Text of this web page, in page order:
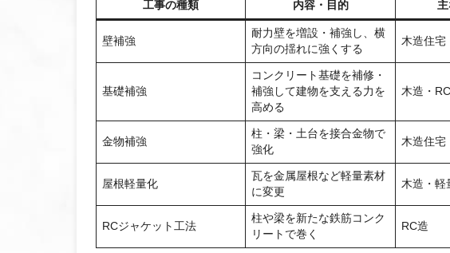
工事の種類 内容・目的
壁補強
耐力壁を増設・補強し、横
方向の揺れに強くする
木造住宅
基礎補強
コンクリート基礎を補修・
補強して建物を支える力を
高める
木造・
金物補強
柱・梁・土台を接合金物で
強化
木造住宅
屋根軽量化
瓦を金属屋根など軽量素材
に変更
木造・軽
RCジャケット工法
柱や梁を新たな鉄筋コンク
リートで巻く
RC造